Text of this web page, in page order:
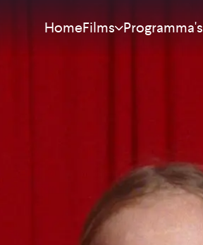
HomeFilms
Binnenkort
Alle films
Programma's